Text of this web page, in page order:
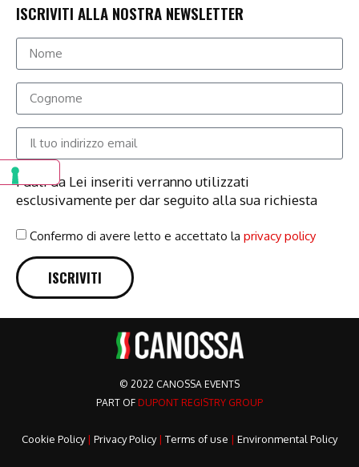
ISCRIVITI ALLA NOSTRA NEWSLETTER
I dati da Lei inseriti verranno utilizzati
esclusivamente per dar seguito alla sua richiesta
Confermo di avere letto e accettato la privacy policy
ISCRIVITI
© 2022 CANOSSA EVENTS
PART OF DUPONT REGISTRY GROUP
Cookie Policy| Privacy Policy| Terms of use | Environmental Policy